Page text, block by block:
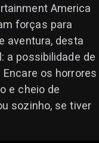
America
forças para
aventura, desta
a possibilidade de
os horrores
e cheio de
sozinho, se tiver